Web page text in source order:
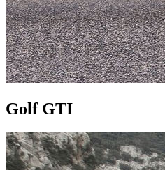
Golf GTI